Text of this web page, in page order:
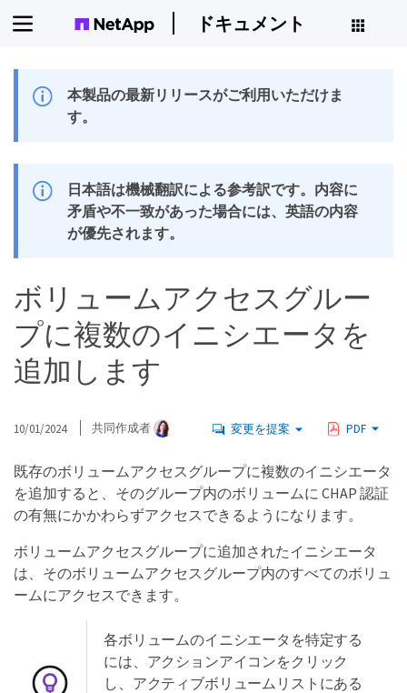
ドキュメント
本製品の最新リリースがご利用いただけま
す。
日本語は機械翻訳による参考訳です。内容に
矛盾や不一致があった場合には、英語の内容
が優先されます。
ボリュームアクセスグルー
プに複数のイニシエータを
追加します
10/01/2024 共同作成者 変更を提案 PDF
既存のボリュームアクセスグループに複数のイニシエータ
を追加すると、そのグループ内のボリュームに CHAP 認証
の有無にかかわらずアクセスできるようになります。
ボリュームアクセスグループに追加されたイニシエータ
は、そのボリュームアクセスグループ内のすべてのボリュ
ームにアクセスできます。
各ボリュームのイニシエータを特定する
には、アクションアイコンをクリック
し、アクティブボリュームリストにある